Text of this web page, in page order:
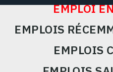
EMPLOI
EMPLOIS
EMPLOIS